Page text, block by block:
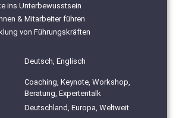
ins Unterbewusstsein
& Mitarbeiter führen
von Führungskräften
Deutsch, Englisch
Coaching, Keynote, Workshop,
Beratung, Expertentalk
Deutschland, Europa, Weltweit